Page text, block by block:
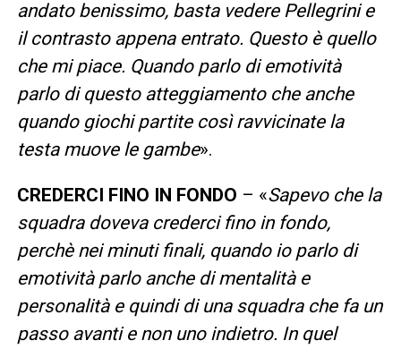
andato benissimo, basta vedere Pellegrini e
il contrasto appena entrato. Questo è quello
che mi piace. Quando parlo di emotività
parlo di questo atteggiamento che anche
quando giochi partite così ravvicinate la
testa muove le gambe».
CREDERCI FINO IN FONDO – «Sapevo che la
squadra doveva crederci fino in fondo,
perchè nei minuti finali, quando io parlo di
emotività parlo anche di mentalità e
personalità e quindi di una squadra che fa un
passo avanti e non uno indietro. In quel